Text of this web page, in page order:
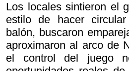
Los locales sintieron el
estilo de hacer
balón, buscaron
aproximaron al arco de
el control del juego